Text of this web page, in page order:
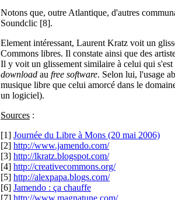
Notons que, outre Atlantique, d'autres
Soundclic [8].
Element intéressant, Laurent Kratz voit un
Commons libres. Il constate ainsi que des
Il y voit un glissement similaire à celui qui
download au free software. Selon lui, l'usage
musique libre que celui amorcé dans le
un logiciel).
Sources :
[1] Journée du Libre à Mons (20 mai 2006)
[2] http://www.jamendo.com/
[3] http://lkratz.blogspot.com/
[4] http://creativecommons.org/
[5] http://alexpapa.blogs.com/
[6] Jamendo : ça chauffe
[7] http://www.magnatune.com/